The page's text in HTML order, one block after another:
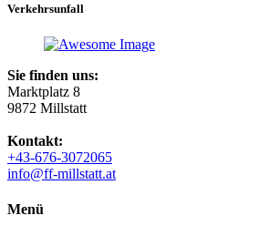
Verkehrsunfall
Sie finden uns:
Marktplatz 8
9872 Millstatt
Kontakt:
+43-676-3072065
info@ff-millstatt.at
Menü